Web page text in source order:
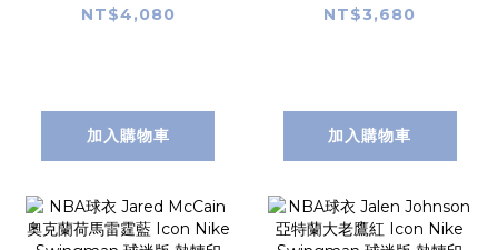
IVE 洛杉磯快艇紅
版 熱轉印 全新
NT$4,080
加入購物車
飛馬藍 Rebel
NT$3,680
加入購物車